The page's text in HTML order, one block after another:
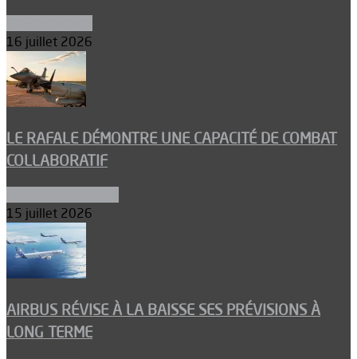
16 juillet 2026
LE RAFALE DÉMONTRE UNE CAPACITÉ DE COMBAT
COLLABORATIF
15 juillet 2026
AIRBUS RÉVISE À LA BAISSE SES PRÉVISIONS À
LONG TERME